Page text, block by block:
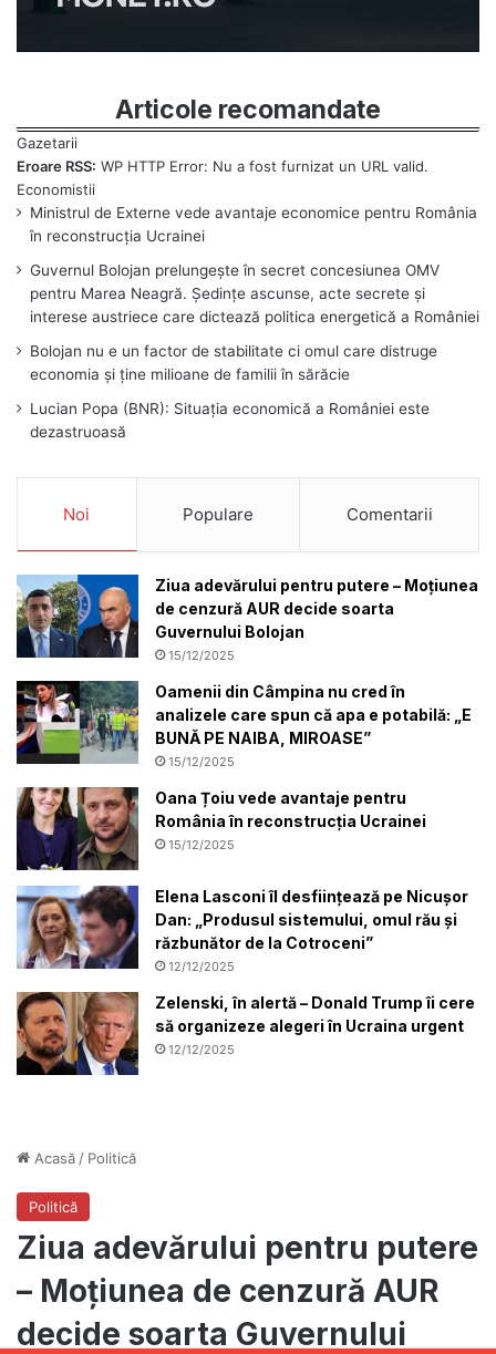
Articole recomandate
Eroare RSS: WP HTTP Error: Nu a fost furnizat un URL valid.
Ministrul de Externe vede avantaje economice pentru România
în reconstrucția Ucrainei
Guvernul Bolojan prelungește în secret concesiunea OMV
pentru Marea Neagră. Ședințe ascunse, acte secrete și
interese austriece care dictează politica energetică a României
Bolojan nu e un factor de stabilitate ci omul care distruge
economia și ține milioane de familii în sărăcie
Lucian Popa (BNR): Situația economică a României este
dezastruoasă
Noi Populare Comentarii
Ziua adevărului pentru putere – Moțiunea
de cenzură AUR decide soarta
Guvernului Bolojan
15/12/2025
Oamenii din Câmpina nu cred în
analizele care spun că apa e potabilă: „E
BUNĂ PE NAIBA, MIROASE”
15/12/2025
Oana Țoiu vede avantaje pentru
România în reconstrucția Ucrainei
15/12/2025
Elena Lasconi îl desființează pe Nicușor
Dan: „Produsul sistemului, omul rău și
răzbunător de la Cotroceni”
12/12/2025
Zelenski, în alertă – Donald Trump îi cere
să organizeze alegeri în Ucraina urgent
12/12/2025